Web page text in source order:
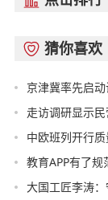
 猜你喜欢
京津冀率先启
走访调研显示
中欧班列开行
教育APP有了
大国工匠李涛